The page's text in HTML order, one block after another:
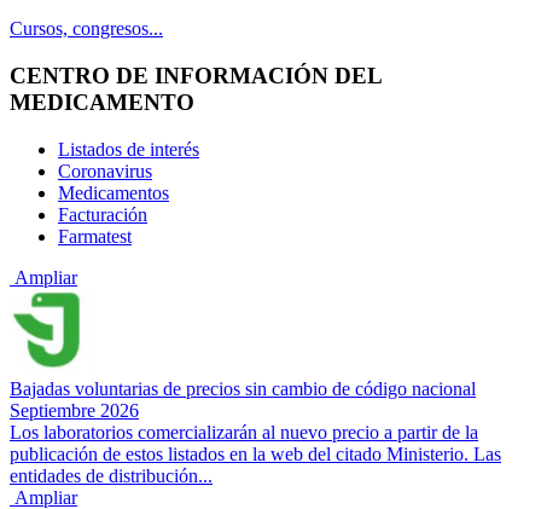
Cursos, congresos...
CENTRO DE INFORMACIÓN DEL
MEDICAMENTO
Listados de interés
Coronavirus
Medicamentos
Facturación
Farmatest
Ampliar
Bajadas voluntarias de precios sin cambio de código nacional
Septiembre 2026
Los laboratorios comercializarán al nuevo precio a partir de la
publicación de estos listados en la web del citado Ministerio. Las
entidades de distribución...
Ampliar